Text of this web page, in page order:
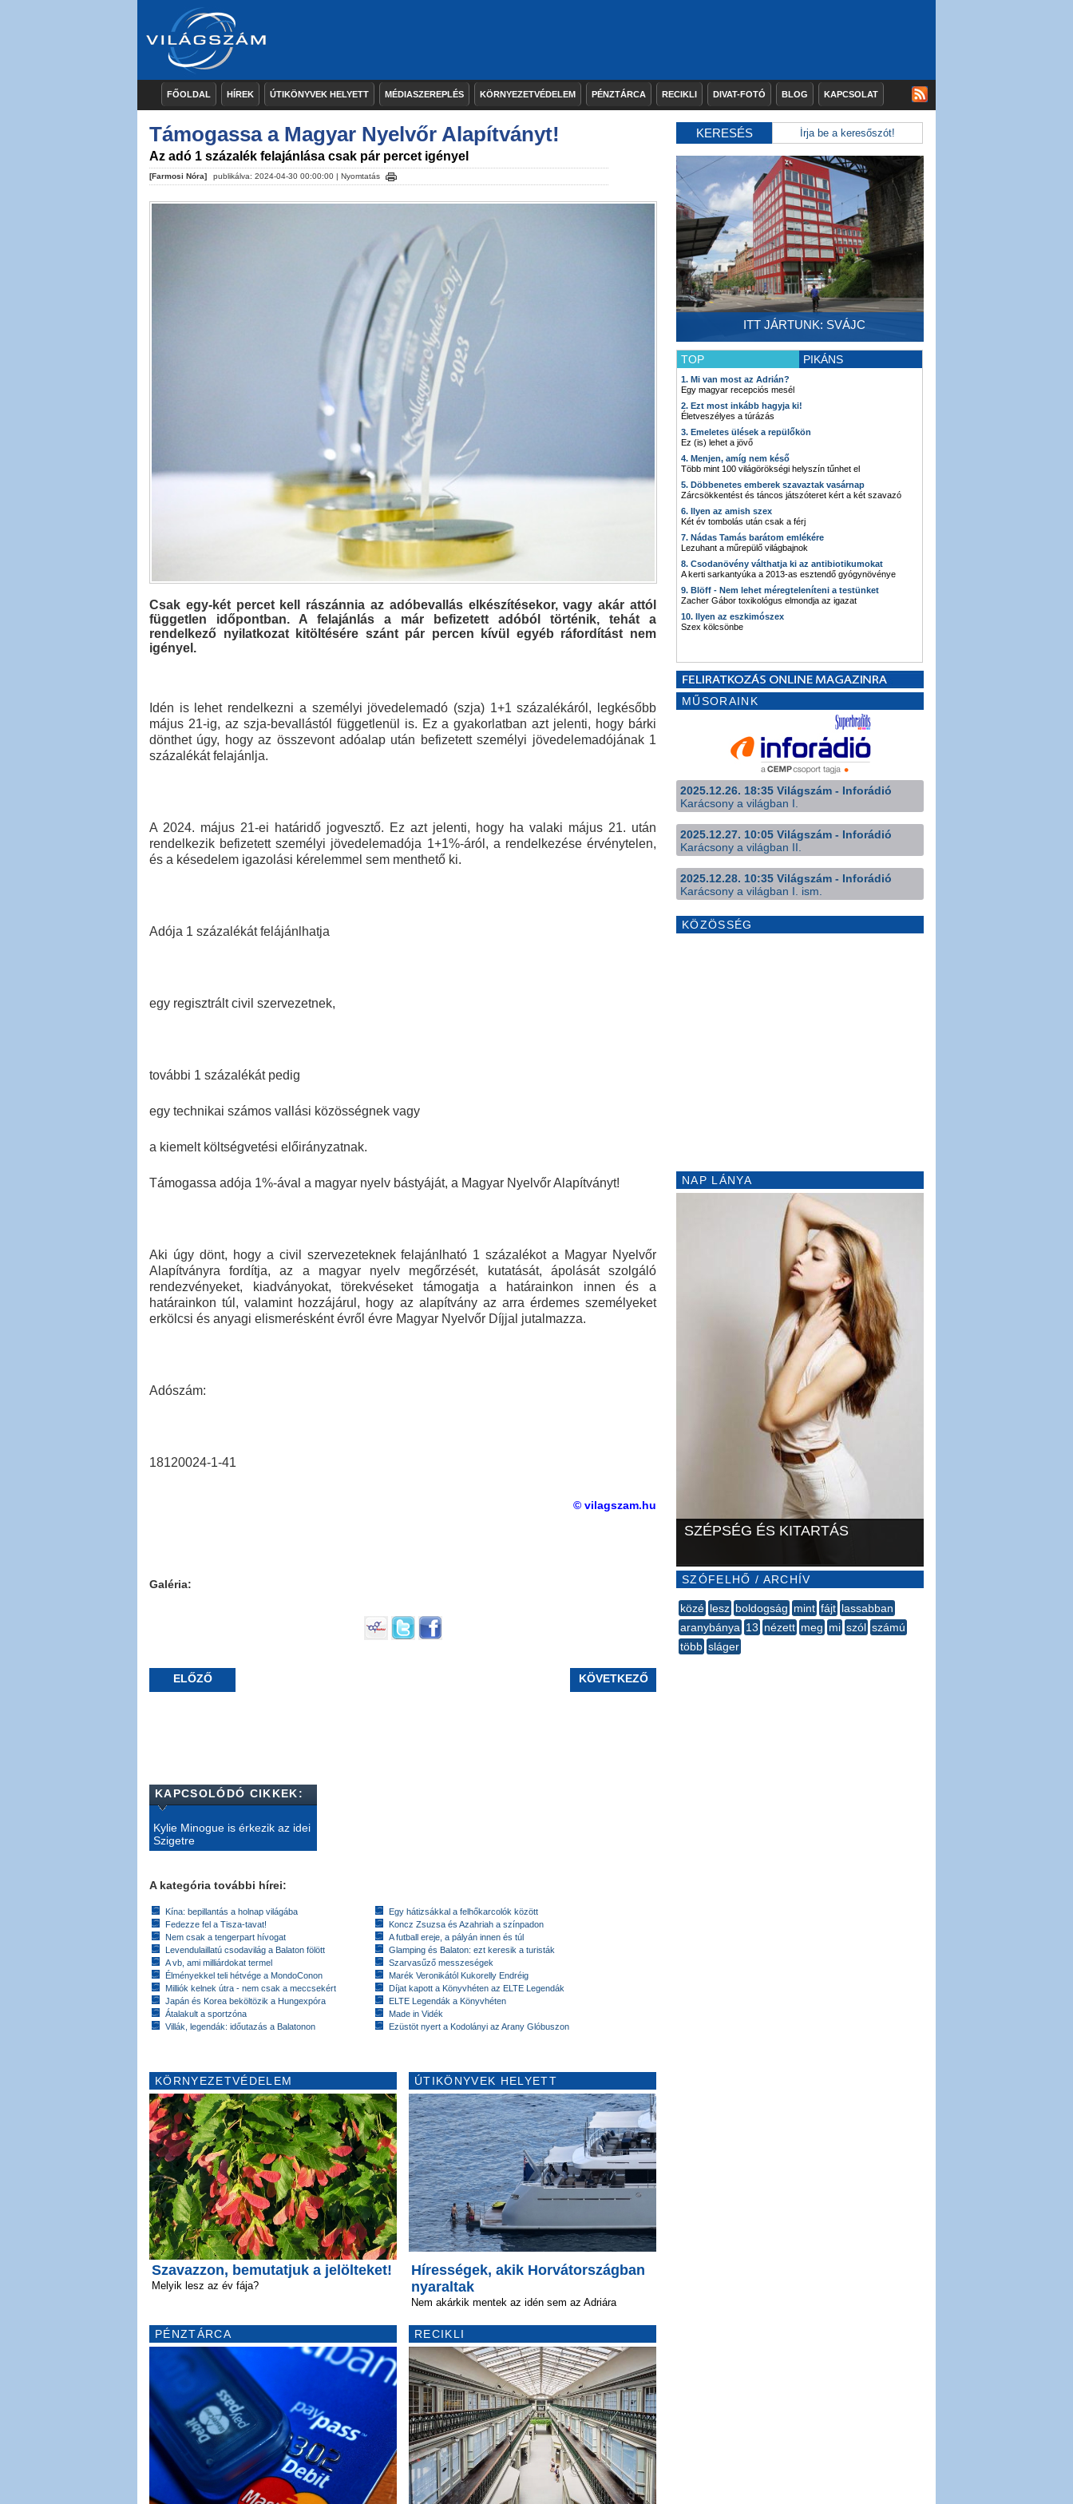
FŐOLDAL HÍREK ÚTIKÖNYVEK HELYETT MÉDIASZEREPLÉS KÖRNYEZETVÉDELEM PÉNZTÁRCA RECIKLI DIVAT-FOTÓ BLOG KAPCSOLAT
Támogassa a Magyar Nyelvőr Alapítványt!
Az adó 1 százalék felajánlása csak pár percet igényel
[Farmosi Nóra] publikálva: 2024-04-30 00:00:00 | Nyomtatás
Csak egy-két percet kell rászánnia az adóbevallás elkészítésekor, vagy akár attól
független időpontban. A felajánlás a már befizetett adóból történik, tehát a
rendelkező nyilatkozat kitöltésére szánt pár percen kívül egyéb ráfordítást nem
igényel.
Idén is lehet rendelkezni a személyi jövedelemadó (szja) 1+1 százalékáról, legkésőbb
május 21-ig, az szja-bevallástól függetlenül is. Ez a gyakorlatban azt jelenti, hogy bárki
dönthet úgy, hogy az összevont adóalap után befizetett személyi jövedelemadójának 1
százalékát felajánlja.
A 2024. május 21-ei határidő jogvesztő. Ez azt jelenti, hogy ha valaki május 21. után
rendelkezik befizetett személyi jövedelemadója 1+1%-áról, a rendelkezése érvénytelen,
és a késedelem igazolási kérelemmel sem menthető ki.
Adója 1 százalékát felájánlhatja
egy regisztrált civil szervezetnek,
további 1 százalékát pedig
egy technikai számos vallási közösségnek vagy
a kiemelt költségvetési előirányzatnak.
Támogassa adója 1%-ával a magyar nyelv bástyáját, a Magyar Nyelvőr Alapítványt!
Aki úgy dönt, hogy a civil szervezeteknek felajánlható 1 százalékot a Magyar Nyelvőr
Alapítványra fordítja, az a magyar nyelv megőrzését, kutatását, ápolását szolgáló
rendezvényeket, kiadványokat, törekvéseket támogatja a határainkon innen és a
határainkon túl, valamint hozzájárul, hogy az alapítvány az arra érdemes személyeket
erkölcsi és anyagi elismerésként évről évre Magyar Nyelvőr Díjjal jutalmazza.
Adószám:
18120024-1-41
© vilagszam.hu
Galéria:
ELŐZŐ KÖVETKEZŐ
KAPCSOLÓDÓ CIKKEK:
Kylie Minogue is érkezik az idei
Szigetre
A kategória további hírei:
Kína: bepillantás a holnap világába
Fedezze fel a Tisza-tavat!
Nem csak a tengerpart hívogat
Levendulaillatú csodavilág a Balaton fölött
A vb, ami milliárdokat termel
Élményekkel teli hétvége a MondoConon
Milliók kelnek útra - nem csak a meccsekért
Japán és Korea beköltözik a Hungexpóra
Átalakult a sportzóna
Villák, legendák: időutazás a Balatonon
Egy hátizsákkal a felhőkarcolók között
Koncz Zsuzsa és Azahriah a színpadon
A futball ereje, a pályán innen és túl
Glamping és Balaton: ezt keresik a turisták
Szarvasűző messzeségek
Marék Veronikától Kukorelly Endréig
Díjat kapott a Könyvhéten az ELTE Legendák
ELTE Legendák a Könyvhéten
Made in Vidék
Ezüstöt nyert a Kodolányi az Arany Glóbuszon
KÖRNYEZETVÉDELEM
Szavazzon, bemutatjuk a jelölteket!
Melyik lesz az év fája?
PÉNZTÁRCA
ÚTIKÖNYVEK HELYETT
Hírességek, akik Horvátországban
nyaraltak
Nem akárkik mentek az idén sem az Adriára
RECIKLI
KERESÉS
ITT JÁRTUNK: SVÁJC
TOP PIKÁNS
1. Mi van most az Adrián?
Egy magyar recepciós mesél
2. Ezt most inkább hagyja ki!
Életveszélyes a túrázás
3. Emeletes ülések a repülőkön
Ez (is) lehet a jövő
4. Menjen, amíg nem késő
Több mint 100 világörökségi helyszín tűnhet el
5. Döbbenetes emberek szavaztak vasárnap
Zárcsökkentést és táncos játszóteret kért a két szavazó
6. Ilyen az amish szex
Két év tombolás után csak a férj
7. Nádas Tamás barátom emlékére
Lezuhant a műrepülő világbajnok
8. Csodanövény válthatja ki az antibiotikumokat
A kerti sarkantyúka a 2013-as esztendő gyógynövénye
9. Blöff - Nem lehet méregteleníteni a testünket
Zacher Gábor toxikológus elmondja az igazat
10. Ilyen az eszkimószex
Szex kölcsönbe
MŰSORAINK
2025.12.26. 18:35 Világszám - Inforádió
Karácsony a világban I.
2025.12.27. 10:05 Világszám - Inforádió
Karácsony a világban II.
2025.12.28. 10:35 Világszám - Inforádió
Karácsony a világban I. ism.
KÖZÖSSÉG
NAP LÁNYA
SZÉPSÉG ÉS KITARTÁS
SZÓFELHŐ / ARCHÍV
közé lesz boldogság mint fájt lassabban
aranybánya 13 nézett meg mi szól számú
több sláger